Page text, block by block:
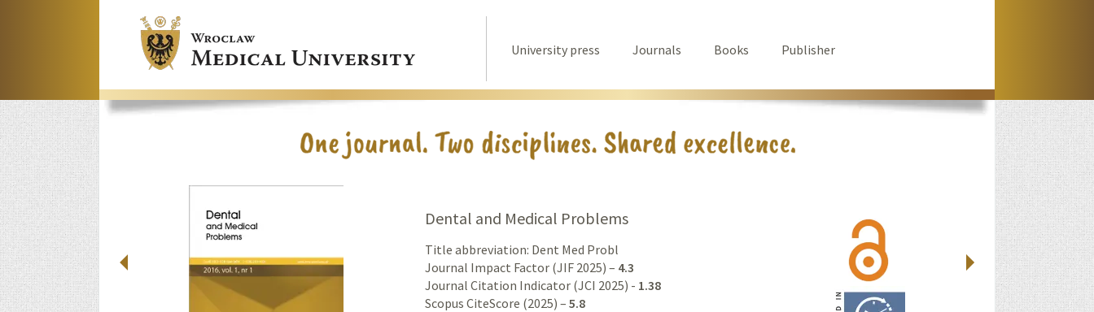
University press Journals Books Publisher
Dental and Medical Problems
Title abbreviation: Dent Med Probl
Journal Impact Factor (JIF 2025) – 4.3
Journal Citation Indicator (JCI 2025) - 1.38
Scopus CiteScore (2025) – 5.8